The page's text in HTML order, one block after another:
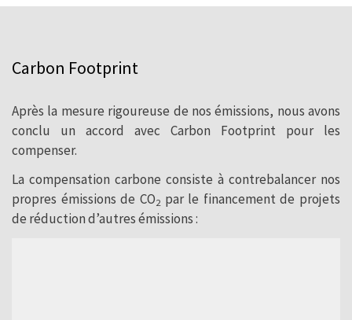
entreprise du secteur en certifier notre neutralité de
nous avons déjà accompli les premières étapes.
Toutefois, en dépit des progrès enregistrés, notre
engagement en matière de développement durable ne
s’arrête pas ici. Nous nous sommes engagés à réduire un
1,5% supplémentaire nos émissions de carbone pendant
la période 2022-2025.
Carbon Footprint
Après la mesure rigoureuse de nos émissions, nous avons
conclu un accord avec Carbon Footprint pour les
compenser.
La compensation carbone consiste à contrebalancer nos
propres émissions de CO2par le financement de projets
de réduction d’autres émissions :